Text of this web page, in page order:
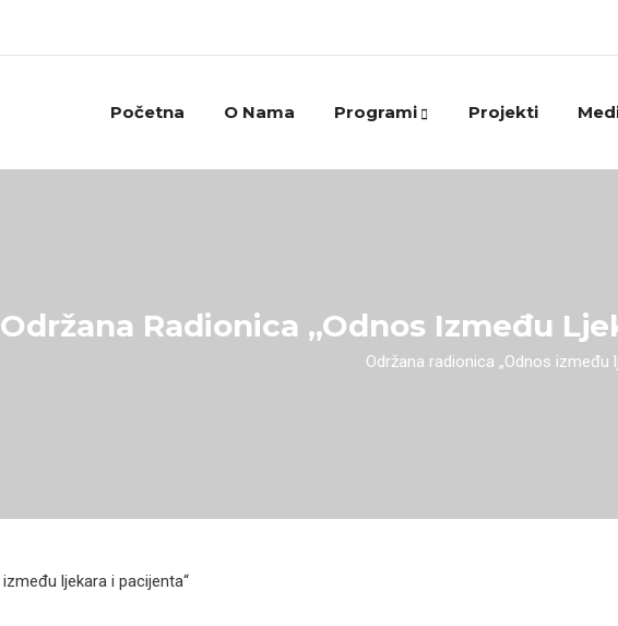
Početna O Nama Programi Projekti
Održana Radionica „Odnos Između
Održana radionica „Odnos između